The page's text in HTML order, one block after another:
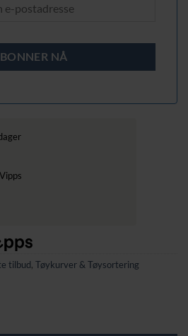
tilbud, Tøykurver & Tøysortering